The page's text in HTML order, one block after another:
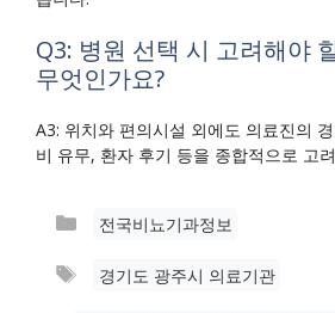
Q3: 병원 선택 시 고려해야
무엇인가요?
A3: 위치와 편의시설 외에도 의료진의
비 유무, 환자 후기 등을 종합적으로 고
카
고
전국비뇨기과정보
태
경기도 광주시 의료기관